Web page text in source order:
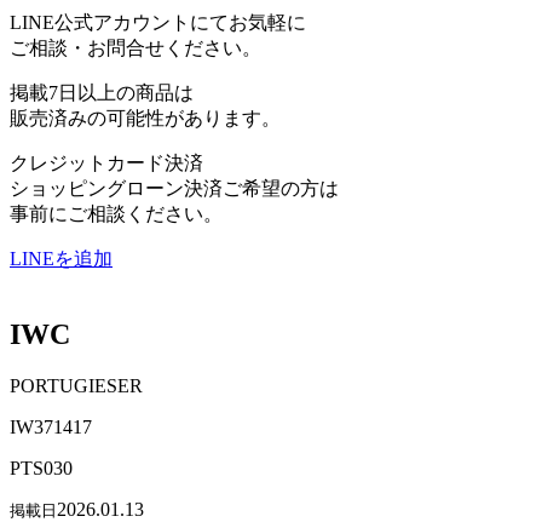
LINE公式アカウントにてお気軽に
ご相談・お問合せください。
掲載7日以上の商品は
販売済みの可能性があります。
クレジットカード決済
ショッピングローン決済ご希望の方は
事前にご相談ください。
LINEを追加
IWC
PORTUGIESER
IW371417
PTS030
掲載日 2026.01.13